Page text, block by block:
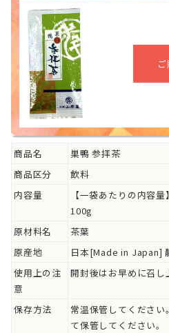
商品名
巣鴨 参拝茶
商品区分
飲料
内容量
【一袋あたりの内容量】
100g
原材料名
茶葉
原産地
日本[Made in Japan]
使用上の注
意
開封後はお早めに召し
保存方法
常温保管してくださ
て保管してください。